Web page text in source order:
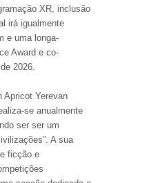
XR, inclusão
irá igualmente
e uma longa-
Award e co-
2026.
Apricot Yerevan
se anualmente
ser ser um
A sua
ficção e